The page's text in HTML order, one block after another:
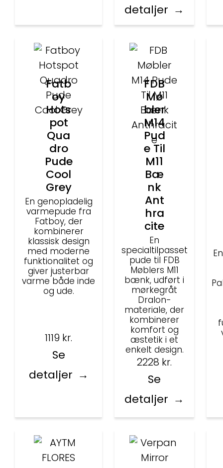
detaljer
Fatb
oy
Hots
pot
Qua
dro
Pude
Cool
Grey
En genopladelig
varmepude fra
Fatboy, der
kombinerer
klassisk design
med moderne
funktionalitet og
giver justerbar
varme både inde
og ude.
1119 kr.
Se
detaljer
FDB
Mø
bler
M14
Pud
e Til
M11
Bæ
nk
Ant
hra
cite
En
specialtilpasset
pude til FDB
Møblers M11
bænk, udført i
mørkegråt
Dralon-
materiale, der
kombinerer
komfort og
æstetik i et
enkelt design.
2228 kr.
Se
detaljer